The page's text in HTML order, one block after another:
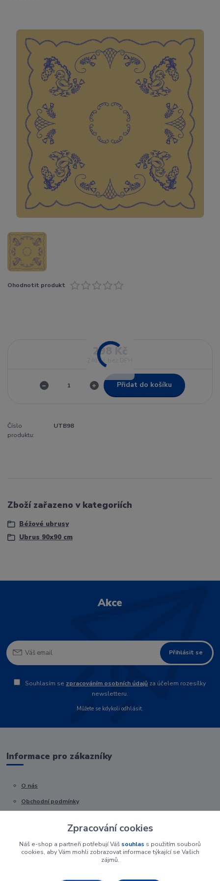
Ohodnotit produkt
298 Kč
246 Kč
Přidat do košíku
Číslo
produktu:
UTB98
Zboží zařazeno v kategoriích
Béžové ubrusy
Ubrus 90x90 cm
Akce
Přihlásit se
Souhlasím se zpracováním osobních údajů za účelem rozesílky
newsletteru.
Můžete se kdykoli odhlásit.
Informace pro zákazníky
O nás
Obchodní podmínky
Zpracování cookies
Náš e-shop a partneři potřebují Váš souhlas s použitím souborů
cookies, aby Vám mohli zobrazovat informace týkající se Vašich
zájmů.